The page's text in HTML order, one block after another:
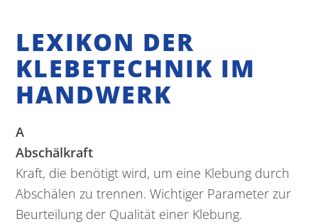
LEXIKON DER
KLEBETECHNIK IM
HANDWERK
A
Abschälkraft
Kraft, die benötigt wird, um eine Klebung durch
Abschälen zu trennen. Wichtiger Parameter zur
Beurteilung der Qualität einer Klebung.